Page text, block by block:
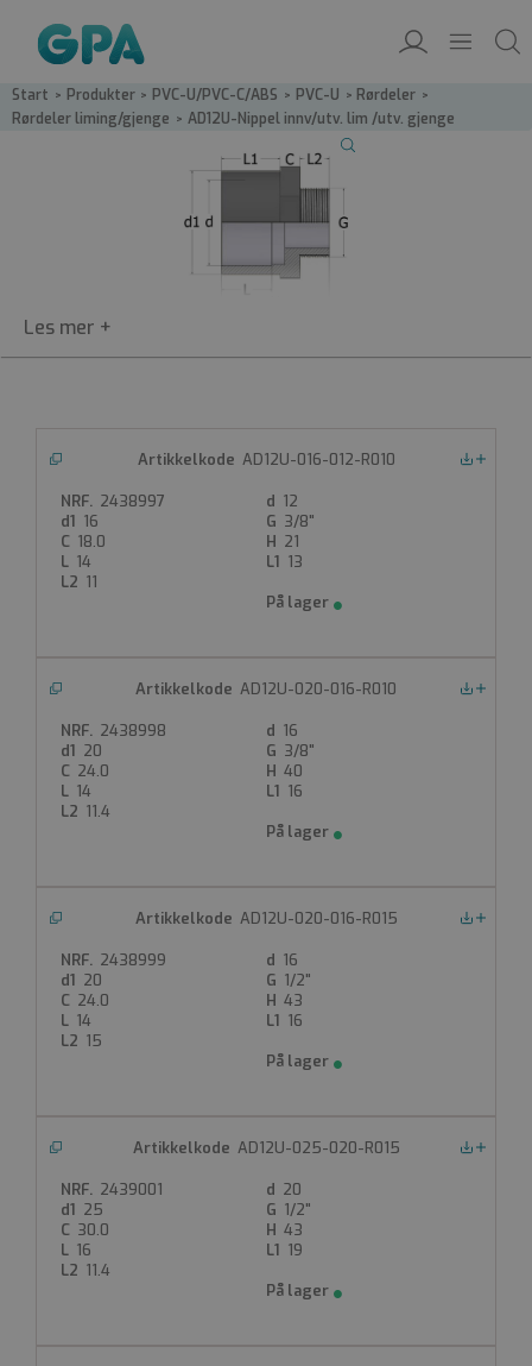
Start / Produkter / PVC-U/PVC-C/ABS / PVC-U / Rørdeler /
Rørdeler liming/gjenge / AD12U-Nippel innv/utv. lim /utv. gjenge
AD12U
PVC-nippel
Utvendig og innvendig lim
Utvendig gjenge PN 16
AD12U-016-012-R010
2438997
12
16
3/8"
18.0
21
14
13
11
AD12U-020-016-R010
2438998
16
20
3/8"
24.0
40
14
16
11.4
AD12U-020-016-R015
2438999
16
20
1/2"
24.0
43
14
16
15
AD12U-025-020-R015
2439001
20
25
1/2"
30.0
43
16
19
11.4